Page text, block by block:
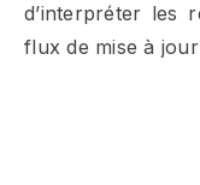
d’interpréter les
flux de mise à